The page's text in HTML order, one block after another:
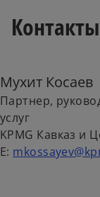
Контакты
Мухит Косаев
Партнер,
услуг
KPMG Кавказ и
E: